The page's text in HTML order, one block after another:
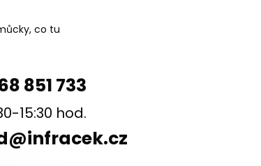
co tu
851 733
15:30 hod.